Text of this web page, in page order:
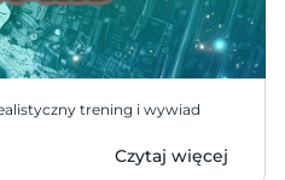
trening i wywiad
Czytaj więcej